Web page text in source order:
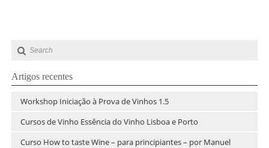
Artigos recentes
Workshop Iniciação à Prova de Vinhos 1.5
Cursos de Vinho Essência do Vinho Lisboa e Porto
Curso How to taste Wine – para principiantes – por Manuel